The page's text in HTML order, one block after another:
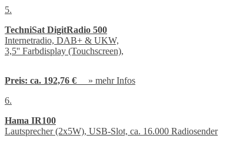
5.
TechniSat DigitRadio 500
Internetradio, DAB+ & UKW,
3,5'' Farbdisplay (Touchscreen),
Preis: ca. 192,76 € » mehr Infos
6.
Hama IR100
Lautsprecher (2x5W), USB-Slot, ca. 16.000 Radiosender